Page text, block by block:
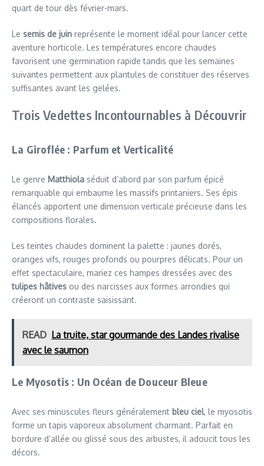
quart de tour dès février-mars.
Le semis de juin représente le moment idéal pour lancer cette
aventure horticole. Les températures encore chaudes
favorisent une germination rapide tandis que les semaines
suivantes permettent aux plantules de constituer des réserves
suffisantes avant les gelées.
Trois Vedettes Incontournables à Découvrir
La Giroflée : Parfum et Verticalité
Le genre Matthiola séduit d’abord par son parfum épicé
remarquable qui embaume les massifs printaniers. Ses épis
élancés apportent une dimension verticale précieuse dans les
compositions florales.
Les teintes chaudes dominent la palette : jaunes dorés,
oranges vifs, rouges profonds ou pourpres délicats. Pour un
effet spectaculaire, mariez ces hampes dressées avec des
tulipes hâtives ou des narcisses aux formes arrondies qui
créeront un contraste saisissant.
READ La truite, star gourmande des Landes rivalise
avec le saumon
Le Myosotis : Un Océan de Douceur Bleue
Avec ses minuscules fleurs généralement bleu ciel, le myosotis
forme un tapis vaporeux absolument charmant. Parfait en
bordure d’allée ou glissé sous des arbustes, il adoucit tous les
décors.